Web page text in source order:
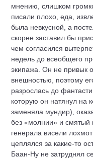
мнению, слишком
писали плохо, еда,
была невкусной, а
скорее заставил бы
чем согласился
недель до всеобщего
экипажа. Он не привык
внешностью, поэтому
разрослась до
которую он натянул на
заменяла мундир),
без «молнии» и смятый
генерала висели
цеплялся за какие-то
Баан-Ну не затруднял